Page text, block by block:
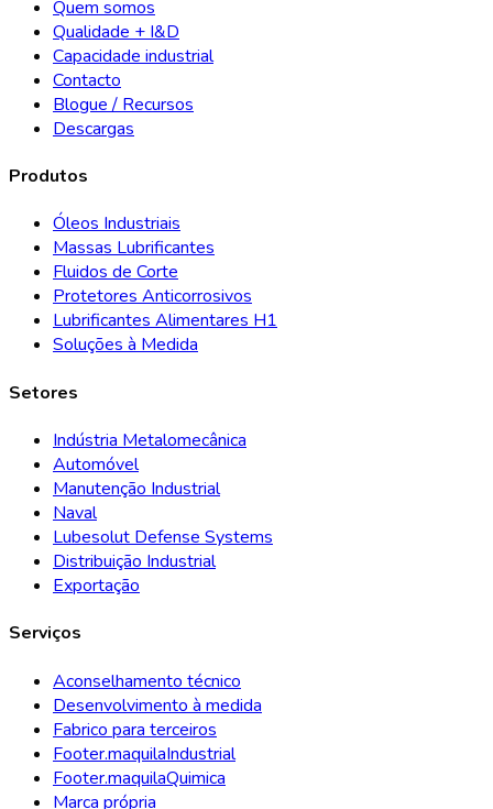
Quem somos
Qualidade + I&D
Capacidade industrial
Contacto
Blogue / Recursos
Descargas
Produtos
Óleos Industriais
Massas Lubrificantes
Fluidos de Corte
Protetores Anticorrosivos
Lubrificantes Alimentares H1
Soluções à Medida
Setores
Indústria Metalomecânica
Automóvel
Manutenção Industrial
Naval
Lubesolut Defense Systems
Distribuição Industrial
Exportação
Serviços
Aconselhamento técnico
Desenvolvimento à medida
Fabrico para terceiros
Footer.maquilaIndustrial
Footer.maquilaQuimica
Marca própria